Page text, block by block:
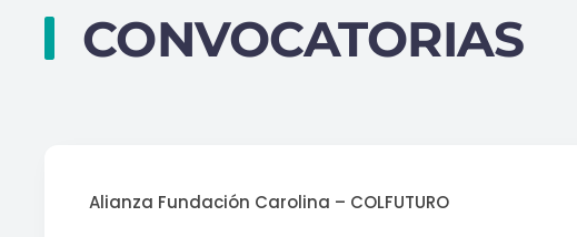
CONVOCATORIAS
Alianza Fundación Carolina – COLFUTURO